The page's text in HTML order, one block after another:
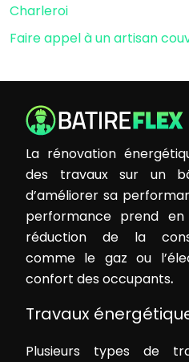
Charleroi
Faire appel à un artisan
La rénovation
des travaux sur un
d’améliorer sa
performance prend
réduction de la
comme le gaz ou
confort des occupants.
Travaux
Plusieurs types de